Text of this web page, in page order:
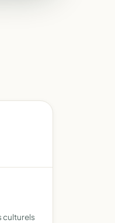
culturels